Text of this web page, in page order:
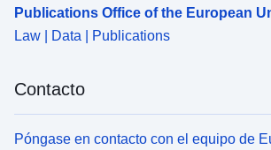
Publications Office of the European
Law | Data | Publications
Contacto
Póngase en contacto con el equipo de